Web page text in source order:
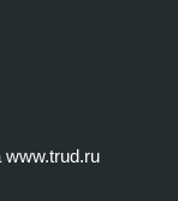
www.trud.ru